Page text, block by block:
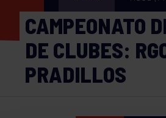
CAMPEONATO
DE CLUBES:
PRADILLOS